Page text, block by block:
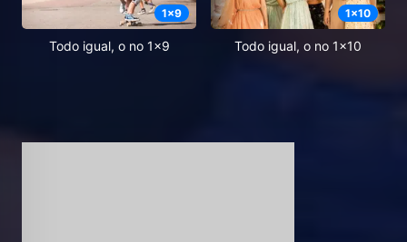
1x9
Todo igual, o no 1x9
1x10
Todo igual, o no 1x10